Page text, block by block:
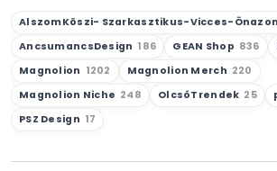
AlszomKöszi- Szarkasztikus-Vicces-
AncsumancsDesign 186 GEAN Shop 836
Magnolion 1202 Magnolion Merch 220
Magnolion Niche 248 OlcsóTrendek 25
PSZ Design 17